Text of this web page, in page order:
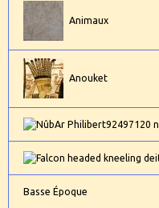
Animaux
Anouket
Basse Époque